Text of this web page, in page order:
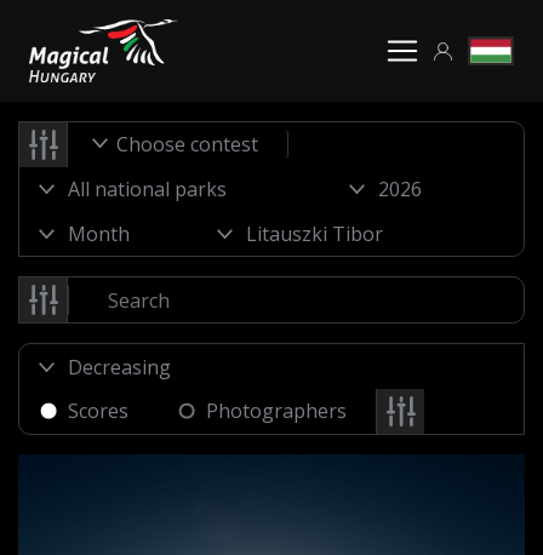
Choose contest
Scores Photographers